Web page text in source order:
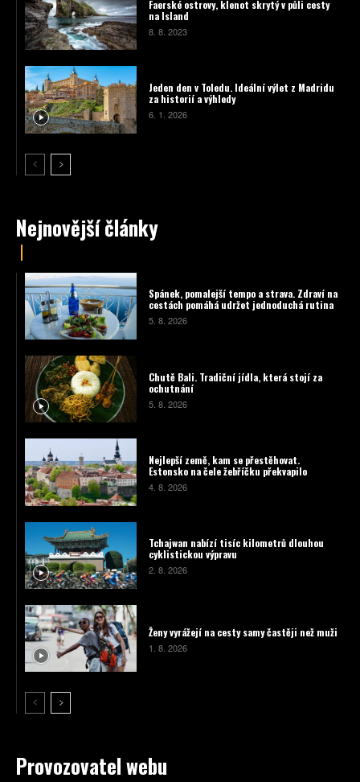
Faerské ostrovy, klenot skrytý v půli cesty
na Island
8. 8. 2023
Jeden den v Toledu. Ideální výlet z Madridu
za historií a výhledy
6. 1. 2026
Nejnovější články
Spánek, pomalejší tempo a strava. Zdraví na
cestách pomáhá udržet jednoduchá rutina
5. 8. 2026
Chutě Bali. Tradiční jídla, která stojí za
ochutnání
5. 8. 2026
Nejlepší země, kam se přestěhovat.
Estonsko na čele žebříčku překvapilo
4. 8. 2026
Tchajwan nabízí tisíc kilometrů dlouhou
cyklistickou výpravu
2. 8. 2026
Ženy vyrážejí na cesty samy častěji než muži
1. 8. 2026
Provozovatel webu